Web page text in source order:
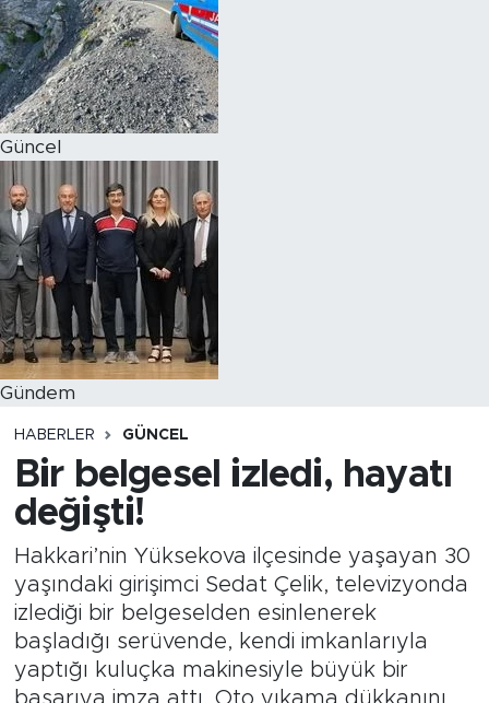
Güncel
Gündem
HABERLER GÜNCEL
Bir belgesel izledi, hayatı
değişti!
Hakkari’nin Yüksekova ilçesinde yaşayan 30
yaşındaki girişimci Sedat Çelik, televizyonda
izlediği bir belgeselden esinlenerek
başladığı serüvende, kendi imkanlarıyla
yaptığı kuluçka makinesiyle büyük bir
başarıya imza attı. Oto yıkama dükkanını
Magazin
Özel Haber
Politika
Resmi İlanlar
Sağlık
Spor
Turizm